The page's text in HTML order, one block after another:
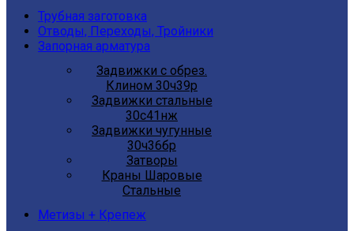
Трубная заготовка
Отводы, Переходы, Тройники
Запорная арматура
Задвижки с обрез.
Клином 30ч39р
Задвижки стальные
30с41нж
Задвижки чугунные
30ч36бр
Затворы
Краны Шаровые
Стальные
Метизы + Крепеж